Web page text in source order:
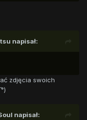
napisał:
zdjęcia swoich
napisał: